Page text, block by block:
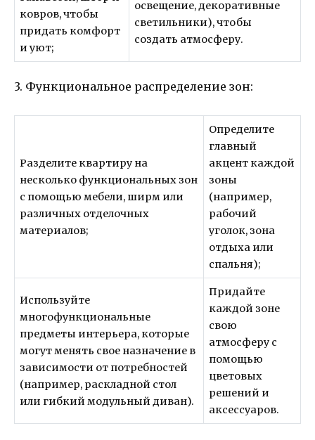
ковров, чтобы
придать комфорт
и уют;
освещение, декоративные
светильники), чтобы
создать атмосферу.
3. Функциональное распределение зон:
Разделите квартиру на
несколько функциональных зон
с помощью мебели, ширм или
различных отделочных
материалов;
Определите
главный
акцент каждой
зоны
(например,
рабочий
уголок, зона
отдыха или
спальня);
Используйте
многофункциональные
предметы интерьера, которые
могут менять свое назначение в
зависимости от потребностей
(например, раскладной стол
или гибкий модульный диван).
Придайте
каждой зоне
свою
атмосферу с
помощью
цветовых
решений и
аксессуаров.